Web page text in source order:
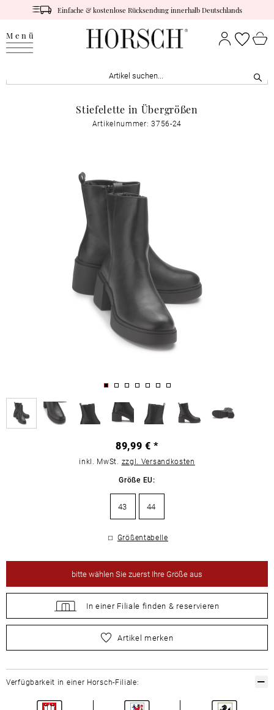
Einfache & kostenlose Rücksendung innerhalb Deutschlands
Menü
Stiefelette in Übergrößen
Artikelnummer: 3756-24
89,99 € *
inkl. MwSt. zzgl. Versandkosten
Größe EU:
43 44
Größentabelle
bittewählen Sie zuerst Ihre Größe aus
In einer Filiale finden & reservieren
wählen Sie zuerst Ihre Größe aus
Artikel merken
Verfügbarkeit in einer Horsch-Filiale: